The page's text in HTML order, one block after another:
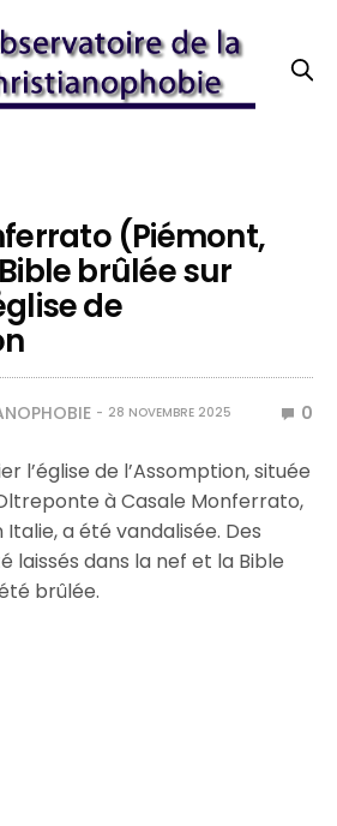
(Piémont,
brûlée sur
de
28 NOVEMBRE 2025 0
l’église de l’Assomption, située
à Casale Monferrato,
a été vandalisée. Des
laissés dans la nef et la Bible
brûlée.